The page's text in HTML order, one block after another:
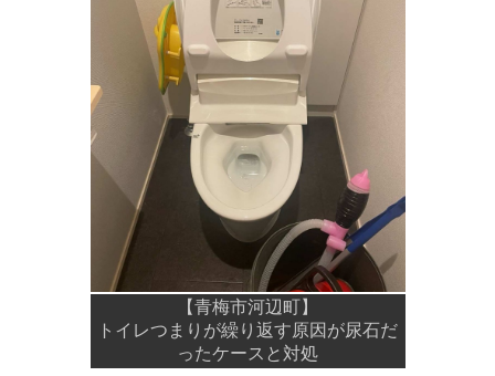
【青梅市河辺町】
トイレつまりが繰り返す原因が尿石だ
ったケースと対処